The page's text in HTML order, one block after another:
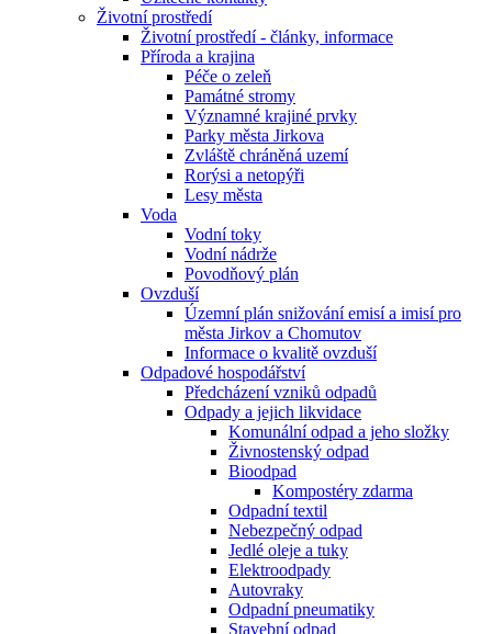
Životní prostředí
Životní prostředí - články, informace
Příroda a krajina
Péče o zeleň
Památné stromy
Významné krajiné prvky
Parky města Jirkova
Zvláště chráněná uzemí
Rorýsi a netopýři
Lesy města
Voda
Vodní toky
Vodní nádrže
Povodňový plán
Ovzduší
Územní plán snižování emisí a imisí pro
města Jirkov a Chomutov
Informace o kvalitě ovzduší
Odpadové hospodářství
Předcházení vzniků odpadů
Odpady a jejich likvidace
Komunální odpad a jeho složky
Živnostenský odpad
Bioodpad
Kompostéry zdarma
Odpadní textil
Nebezpečný odpad
Jedlé oleje a tuky
Elektroodpady
Autovraky
Odpadní pneumatiky
Stavební odpad